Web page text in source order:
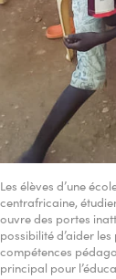
Les élèves d’une
centrafricaine,
ouvre des portes
possibilité d’aider
compétences
principal pour